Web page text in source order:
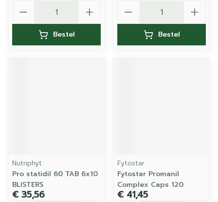
Bestel Bestel
Nutriphyt
Pro statidil 60 TAB 6x10
BLISTERS
€ 35,56
Fytostar
Fytostar Promanil
Complex Caps 120
€ 41,45